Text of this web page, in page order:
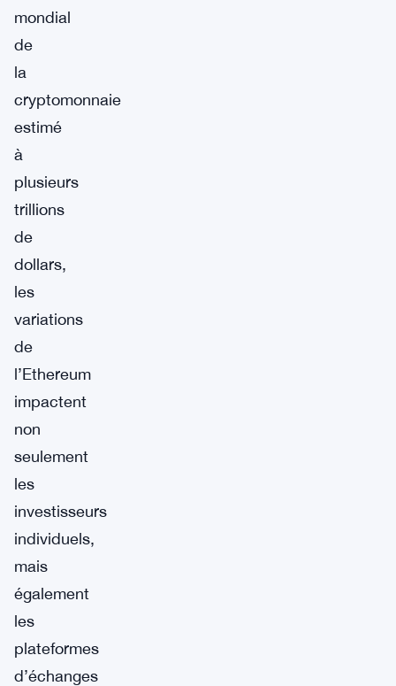
mondial
de
la
cryptomonnaie
estimé
à
plusieurs
trillions
de
dollars,
les
variations
de
l’Ethereum
impactent
non
seulement
les
investisseurs
individuels,
mais
également
les
plateformes
d’échanges